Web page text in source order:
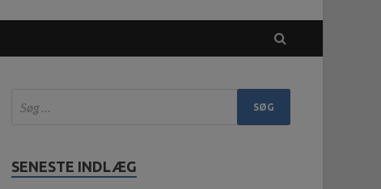
SENESTE INDLÆG